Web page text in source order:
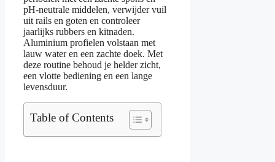
pH-neutrale middelen, verwijder vuil
uit rails en goten en controleer
jaarlijks rubbers en kitnaden.
Aluminium profielen volstaan met
lauw water en een zachte doek. Met
deze routine behoud je helder zicht,
een vlotte bediening en een lange
levensduur.
Table of Contents